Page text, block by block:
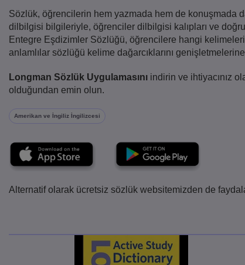
Sözlük, öğrencilerin hem yazmada hem de konuşmada
dilbilgisi bilgileriyle, öğrenciler dilbilgisi kalıpları ve
Entegre Eşdizimler Sözlüğü, öğrencilere hangi
anlamlılar sözlüğü kelime dağarcıklarını genişletmelerine
Longman Sözlük Uygulamasını indirin ve ihtiyacınız
olduğundan emin olun.
Amerikan ve İngiliz İngilizcesi
Alternatif olarak ücretsiz sözlük websitemizden de